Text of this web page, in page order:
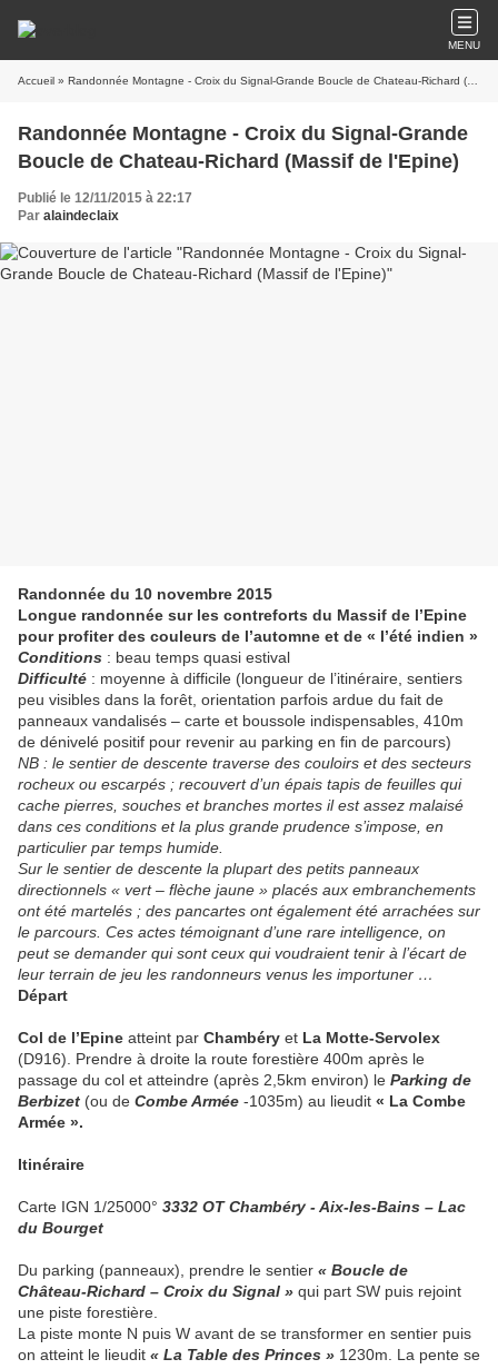
MENU
Accueil » Randonnée Montagne - Croix du Signal-Grande Boucle de Chateau-Richard (Massif de l'Epine)
Randonnée Montagne - Croix du Signal-Grande
Boucle de Chateau-Richard (Massif de l'Epine)
Publié le 12/11/2015 à 22:17
Par alaindeclaix
Randonnée du 10 novembre 2015
Longue randonnée sur les contreforts du Massif de l’Epine
pour profiter des couleurs de l’automne et de « l’été indien »
Conditions : beau temps quasi estival
Difficulté : moyenne à difficile (longueur de l’itinéraire, sentiers
peu visibles dans la forêt, orientation parfois ardue du fait de
panneaux vandalisés – carte et boussole indispensables, 410m
de dénivelé positif pour revenir au parking en fin de parcours)
NB : le sentier de descente traverse des couloirs et des secteurs
rocheux ou escarpés ; recouvert d’un épais tapis de feuilles qui
cache pierres, souches et branches mortes il est assez malaisé
dans ces conditions et la plus grande prudence s’impose, en
particulier par temps humide.
Sur le sentier de descente la plupart des petits panneaux
directionnels « vert – flèche jaune » placés aux embranchements
ont été martelés ; des pancartes ont également été arrachées sur
le parcours. Ces actes témoignant d’une rare intelligence, on
peut se demander qui sont ceux qui voudraient tenir à l’écart de
leur terrain de jeu les randonneurs venus les importuner …
Départ
Col de l’Epine atteint par Chambéry et La Motte-Servolex
(D916). Prendre à droite la route forestière 400m après le
passage du col et atteindre (après 2,5km environ) le Parking de
Berbizet (ou de Combe Armée -1035m) au lieudit « La Combe
Armée ».
Itinéraire
Carte IGN 1/25000° 3332 OT Chambéry - Aix-les-Bains – Lac
du Bourget
Du parking (panneaux), prendre le sentier « Boucle de
Château-Richard – Croix du Signal » qui part SW puis rejoint
une piste forestière.
La piste monte N puis W avant de se transformer en sentier puis
on atteint le lieudit « La Table des Princes » 1230m. La pente se